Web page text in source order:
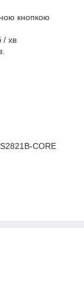
кнопкою
/ хв
CORE